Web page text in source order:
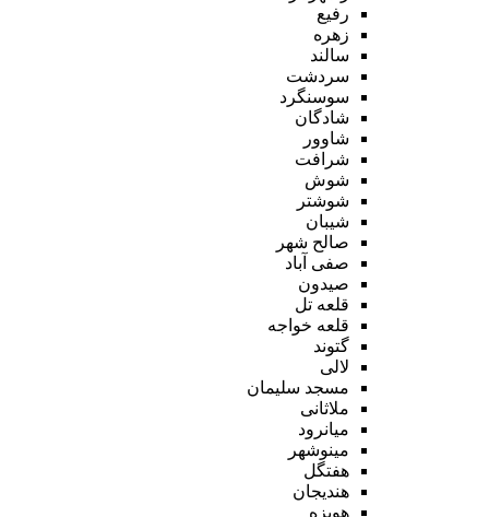
رفیع
زهره
سالند
سردشت
سوسنگرد
شادگان
شاوور
شرافت
شوش
شوشتر
شیبان
صالح شهر
صفی آباد
صیدون
قلعه تل
قلعه خواجه
گتوند
لالی
مسجد سلیمان
ملاثانی
میانرود
مینوشهر
هفتگل
هندیجان
هویزه